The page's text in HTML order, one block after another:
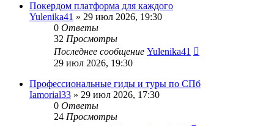
Покердом платформа для каждого
Yulenika41 » 29 июл 2026, 19:30
0 Ответы
32 Просмотры
Последнее сообщение Yulenika41
29 июл 2026, 19:30
Профессиональные гиды и туры по СПб
Iamorial33 » 29 июл 2026, 17:30
0 Ответы
24 Просмотры